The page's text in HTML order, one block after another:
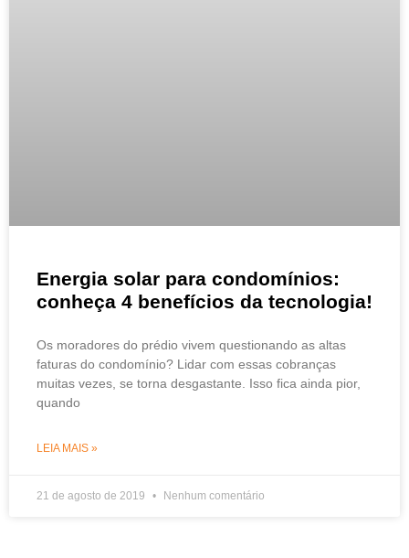
Energia solar para condomínios:
conheça 4 benefícios da tecnologia!
Os moradores do prédio vivem questionando as altas
faturas do condomínio? Lidar com essas cobranças
muitas vezes, se torna desgastante. Isso fica ainda pior,
quando
LEIA MAIS »
21 de agosto de 2019 Nenhum comentário